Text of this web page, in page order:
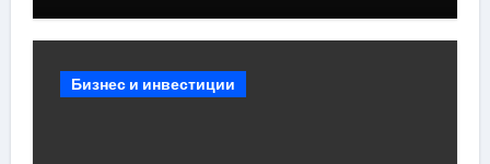
Бизнес и инвестиции